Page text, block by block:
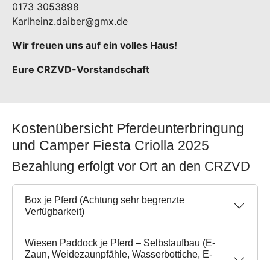
0173 3053898
Karlheinz.daiber@gmx.de
Wir freuen uns auf ein volles Haus!
Eure CRZVD-Vorstandschaft
Kostenübersicht Pferdeunterbringung
und Camper Fiesta Criolla 2025
Bezahlung erfolgt vor Ort an den CRZVD
Box je Pferd (Achtung sehr begrenzte
Verfügbarkeit)
Wiesen Paddock je Pferd – Selbstaufbau (E-
Zaun, Weidezaunpfähle, Wasserbottiche, E-